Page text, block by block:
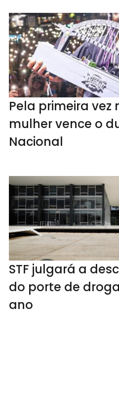
Pela primeira vez
mulher vence o
Nacional
STF julgará a
do porte de
ano